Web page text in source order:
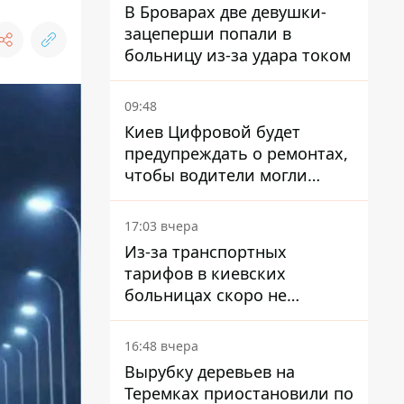
В Броварах две девушки-
зацеперши попали в
больницу из-за удара током
09:48
Киев Цифровой будет
предупреждать о ремонтах,
чтобы водители могли
избегать участков с
пробками
17:03 вчера
Из-за транспортных
тарифов в киевских
больницах скоро не
останется медсестер и
санитарок - профессор
Голубовская
16:48 вчера
Вырубку деревьев на
Теремках приостановили по